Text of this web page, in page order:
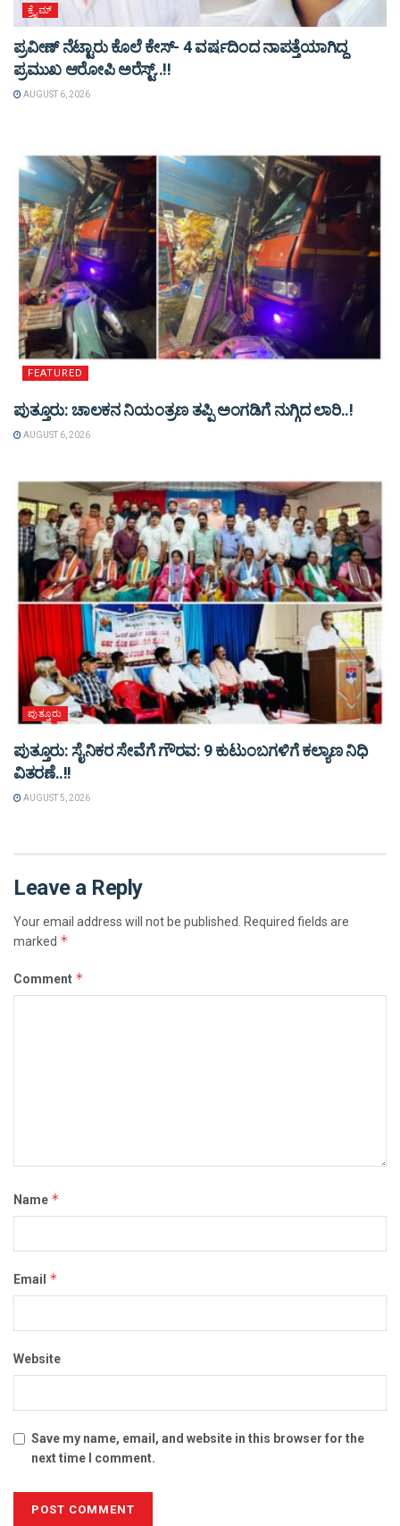
ಕ್ರೈಮ್
ಪ್ರವೀಣ್ ನೆಟ್ಟಾರು ಕೊಲೆ ಕೇಸ್‌- 4 ವರ್ಷದಿಂದ ನಾಪತ್ತೆಯಾಗಿದ್ದ
ಪ್ರಮುಖ ಆರೋಪಿ ಅರೆಸ್ಟ್‌..!!
AUGUST 6, 2026
FEATURED
ಪುತ್ತೂರು: ಚಾಲಕನ ನಿಯಂತ್ರಣ ತಪ್ಪಿ ಅಂಗಡಿಗೆ ನುಗ್ಗಿದ ಲಾರಿ..!
AUGUST 6, 2026
ಪುತ್ತೂರು
ಪುತ್ತೂರು: ಸೈನಿಕರ ಸೇವೆಗೆ ಗೌರವ: 9 ಕುಟುಂಬಗಳಿಗೆ ಕಲ್ಯಾಣ ನಿಧಿ
ವಿತರಣೆ..!!
AUGUST 5, 2026
Leave a Reply
Your email address will not be published.
Required fields are
marked *
Comment *
Name *
Email *
Website
Save my name, email, and website in this browser for the
next time I comment.